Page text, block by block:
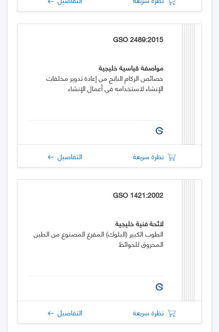
GSO 2489:2015
مواصفة قياسية خليجية
خصائص الركام الناتج من إعادة تدوير مخلفات
الإنشاء لاستخدامه في أعمال الإنشاء
نظرة سريعة التفاصيل
GSO 1421:2002
لائحة فنية خليجية
الطوب الكبير (البلوك) المفرغ المصنوع من الطين
المحروق للحوائط
نظرة سريعة التفاصيل